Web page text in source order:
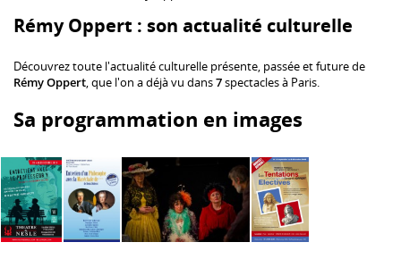
Rémy Oppert : son actualité culturelle
Découvrez toute l'actualité culturelle présente, passée et future de
Rémy Oppert, que l'on a déjà vu dans7spectacles à Paris.
Sa programmation en images